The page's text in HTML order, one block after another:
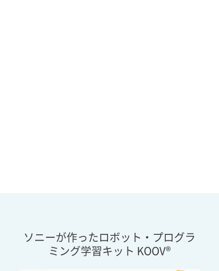
ソニーが作ったロボット・プログラ
ミング学習キット KOOV®